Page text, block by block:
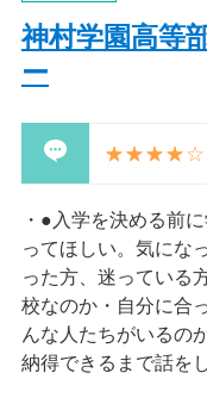
神村学園高等
ー
●入学を決める前
ってほしい。気にな
った方、迷っている
校なのか・自分に合
んな人たちがいるの
納得できるまで話を